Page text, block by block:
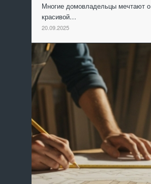
Многие домовладельцы мечтают о
красивой…
20.09.2025